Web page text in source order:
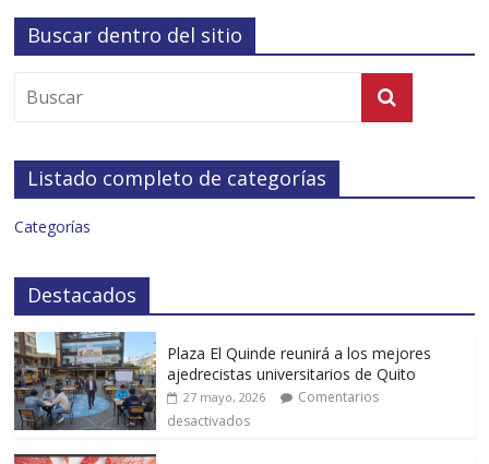
Buscar dentro del sitio
Listado completo de categorías
Categorías
Destacados
Plaza El Quinde reunirá a los mejores
ajedrecistas universitarios de Quito
27 mayo, 2026
Comentarios
desactivados